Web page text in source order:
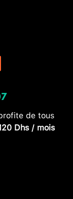
de tous
Dhs / mois